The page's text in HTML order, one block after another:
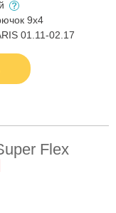
9x4
01.11-02.17
Flex